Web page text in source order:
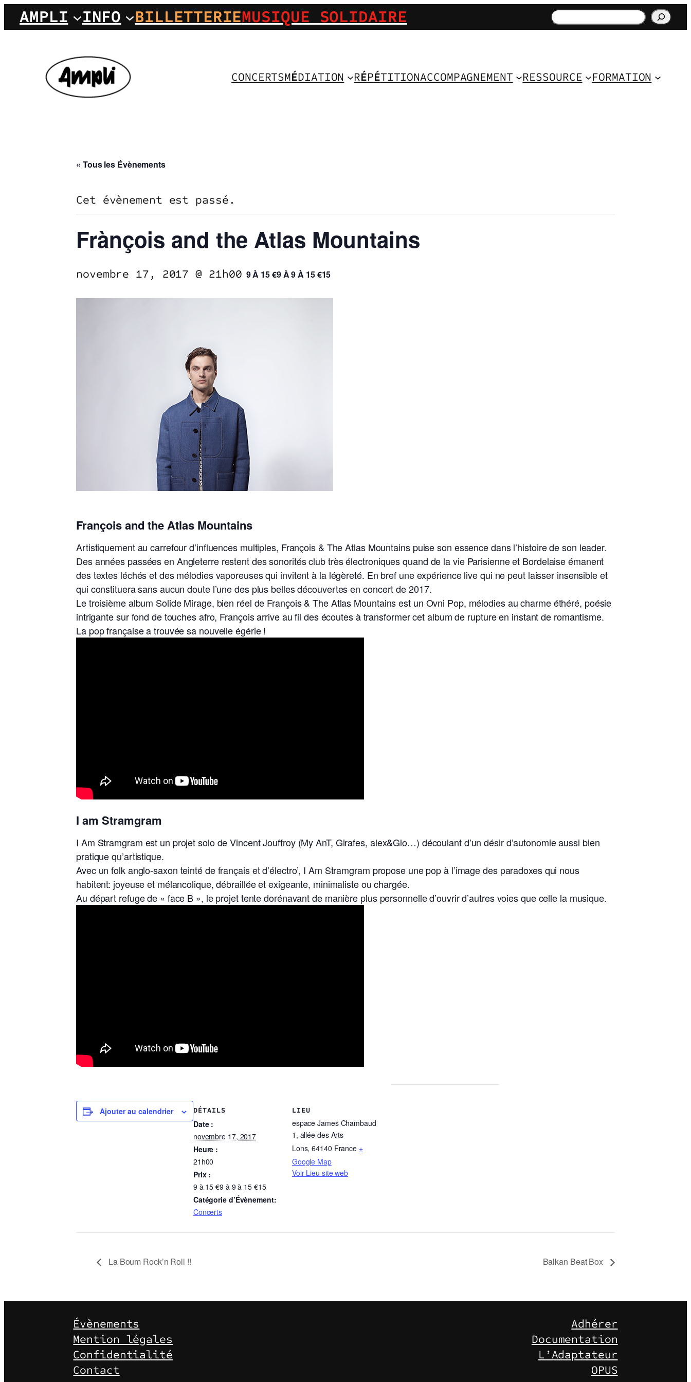
AMPLI INFO BILLETTERIEMUSIQUE SOLIDAIRE Rechercher
CONCERTSMÉDIATION RÉPÉTITIONACCOMPAGNEMENT RESSOURCE FORMATION
« Tous les Évènements
Cet évènement est passé.
Frànçois and the Atlas Mountains
novembre 17, 2017 @ 21h00 9 À 15 €9 À 9 À 15 €15
François and the Atlas Mountains
Artistiquement au carrefour d’influences multiples, François & The Atlas Mountains puise son essence dans l’histoire de son leader.
Des années passées en Angleterre restent des sonorités club très électroniques quand de la vie Parisienne et Bordelaise émanent
des textes léchés et des mélodies vaporeuses qui invitent à la légèreté. En bref une expérience live qui ne peut laisser insensible et
qui constituera sans aucun doute l’une des plus belles découvertes en concert de 2017.
Le troisième album Solide Mirage, bien réel de François & The Atlas Mountains est un Ovni Pop, mélodies au charme éthéré, poésie
intrigante sur fond de touches afro, François arrive au fil des écoutes à transformer cet album de rupture en instant de romantisme.
La pop française a trouvée sa nouvelle égérie !
I am Stramgram
I Am Stramgram est un projet solo de Vincent Jouffroy (My AnT, Girafes, alex&Glo…) découlant d’un désir d’autonomie aussi bien
pratique qu’artistique.
Avec unfolk anglo-saxon teinté de français et d’électro’, I Am Stramgram propose une pop à l’image des paradoxes qui nous
habitent: joyeuse et mélancolique, débraillée et exigeante, minimaliste ou chargée.
Au départ refuge de « face B », le projet tente dorénavant de manière plus personnelle d’ouvrir d’autres voies que celle la musique.
Ajouter au calendrier DÉTAILS
Date :
novembre 17, 2017
Heure :
21h00
Prix :
9 à 15 €9 à 9 à 15 €15
Catégorie d’Évènement:
Concerts
LIEU
espace James Chambaud
1, allée des Arts
Lons, 64140 France +
Google Map
Voir Lieu site web
La Boum Rock’n Roll !! Balkan Beat Box
Évènements
Mention légales
Confidentialité
Contact
Adhérer
Documentation
L’Adaptateur
OPUS